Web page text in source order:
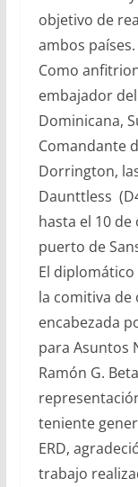
objetivo de
ambos países.
Como
embajador
Dominicana,
Comandante
Dorrington,
Daunttless
hasta el 10
puerto de
El
la comitiva de
encabezada
para Asuntos
Ramón G.
teniente
ERD,
trabajo